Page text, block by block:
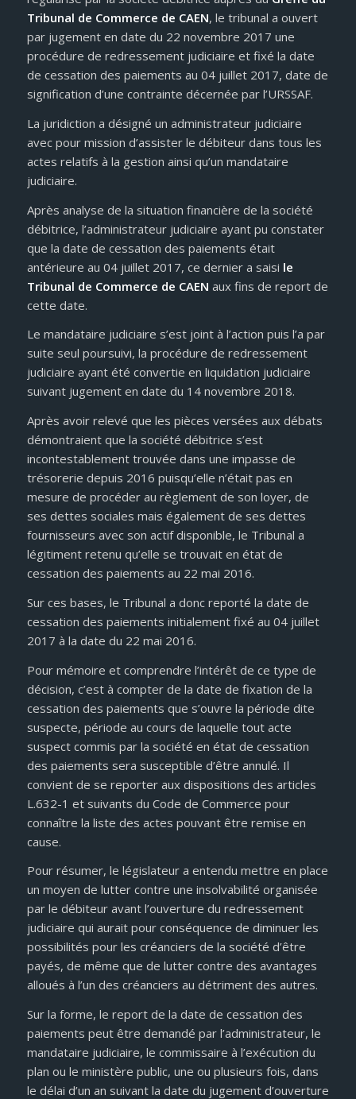
Tribunal de Commerce de CAEN, le tribunal a ouvert
par jugement en date du 22 novembre 2017 une
procédure de redressement judiciaire et fixé la date
de cessation des paiements au 04 juillet 2017, date de
signification d’une contrainte décernée par l’URSSAF.
La juridiction a désigné un administrateur judiciaire
avec pour mission d’assister le débiteur dans tous les
actes relatifs à la gestion ainsi qu’un mandataire
judiciaire.
Après analyse de la situation financière de la société
débitrice, l’administrateur judiciaire ayant pu constater
que la date de cessation des paiements était
antérieure au 04 juillet 2017, ce dernier a saisi le
Tribunal de Commerce de CAEN aux fins de report de
cette date.
Le mandataire judiciaire s’est joint à l’action puis l’a par
suite seul poursuivi, la procédure de redressement
judiciaire ayant été convertie en liquidation judiciaire
suivant jugement en date du 14 novembre 2018.
Après avoir relevé que les pièces versées aux débats
démontraient que la société débitrice s’est
incontestablement trouvée dans une impasse de
trésorerie depuis 2016 puisqu’elle n’était pas en
mesure de procéder au règlement de son loyer, de
ses dettes sociales mais également de ses dettes
fournisseurs avec son actif disponible, le Tribunal a
légitiment retenu qu’elle se trouvait en état de
cessation des paiements au 22 mai 2016.
Sur ces bases, le Tribunal a donc reporté la date de
cessation des paiements initialement fixé au 04 juillet
2017 à la date du 22 mai 2016.
Pour mémoire et comprendre l’intérêt de ce type de
décision, c’est à compter de la date de fixation de la
cessation des paiements que s’ouvre la période dite
suspecte, période au cours de laquelle tout acte
suspect commis par la société en état de cessation
des paiements sera susceptible d’être annulé. Il
convient de se reporter aux dispositions des articles
L.632-1 et suivants du Code de Commerce pour
connaître la liste des actes pouvant être remise en
cause.
Pour résumer, le législateur a entendu mettre en place
un moyen de lutter contre une insolvabilité organisée
par le débiteur avant l’ouverture du redressement
judiciaire qui aurait pour conséquence de diminuer les
possibilités pour les créanciers de la société d’être
payés, de même que de lutter contre des avantages
alloués à l’un des créanciers au détriment des autres.
Sur la forme, le report de la date de cessation des
paiements peut être demandé par l’administrateur, le
mandataire judiciaire, le commissaire à l’exécution du
plan ou le ministère public, une ou plusieurs fois, dans
le délai d’un an suivant la date du jugement d’ouverture